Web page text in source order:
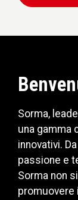
Sorma,
una gamma
innovativi.
passione e
Sorma non
promuovere